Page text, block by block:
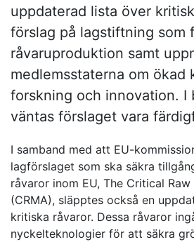
uppdaterad lista över
förslag på lagstiftning som
råvaruproduktion samt
medlemsstaterna om ökad
forskning och innovation. I
väntas förslaget vara
I samband med att EU-
lagförslaget som ska säkra
råvaror inom EU, The Critical
(CRMA), släpptes också en
kritiska råvaror. Dessa råvaror
nyckelteknologier för att säkra